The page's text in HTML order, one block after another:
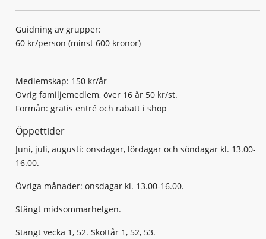
Guidning av grupper:
60 kr/person (minst 600 kronor)
Medlemskap: 150 kr/år
Övrig familjemedlem, över 16 år 50 kr/st.
Förmån: gratis entré och rabatt i shop
Öppettider
Juni, juli, augusti: onsdagar, lördagar och söndagar kl. 13.00-
16.00.
Övriga månader: onsdagar kl. 13.00-16.00.
Stängt midsommarhelgen.
Stängt vecka 1, 52. Skottår 1, 52, 53.